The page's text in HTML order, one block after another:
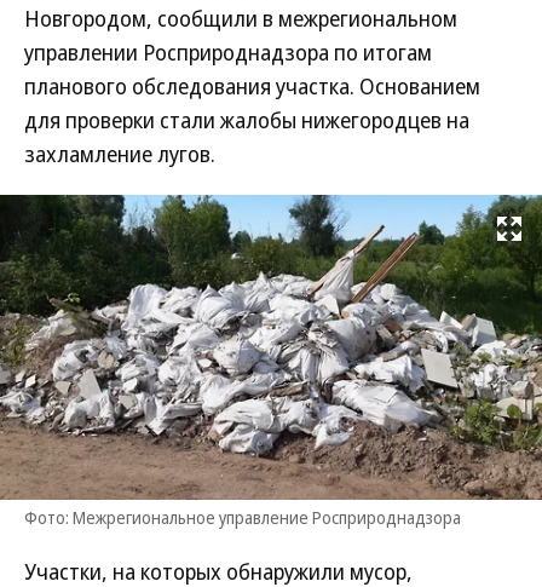
Новгородом, сообщили в межрегиональном
управлении Росприроднадзора по итогам
планового обследования участка. Основанием
для проверки стали жалобы нижегородцев на
захламление лугов.
Развернуть
Фото: Межрегиональное управление Росприроднадзора
Участки, на которых обнаружили мусор,